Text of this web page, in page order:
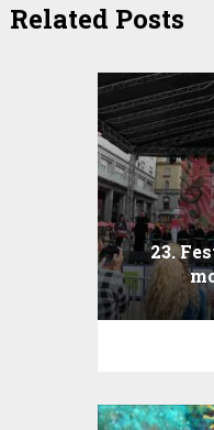
Related Posts
23.